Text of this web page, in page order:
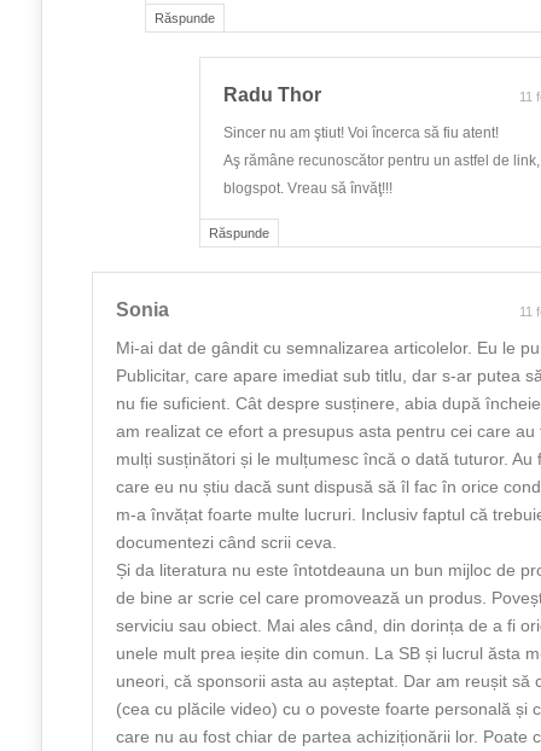
Răspunde
Răspunde
Radu Thor 11
Sincer nu am ştiut! Voi încerca să fiu atent!
Aş rămâne recunoscător pentru un astfel de
blogspot. Vreau să învăţ!!!
Sonia 11
Mi-ai dat de gândit cu semnalizarea articolelor. Eu le
Publicitar, care apare imediat sub titlu, dar s-ar putea
nu fie suficient. Cât despre susținere, abia după
am realizat ce efort a presupus asta pentru cei care au
mulți susținători și le mulțumesc încă o dată tuturor. Au
care eu nu știu dacă sunt dispusă să îl fac în orice
m-a învățat foarte multe lucruri. Inclusiv faptul că
documentezi când scrii ceva.
Și da literatura nu este întotdeauna un bun mijloc de
de bine ar scrie cel care promovează un produs.
serviciu sau obiect. Mai ales când, din dorința de a fi
unele mult prea ieșite din comun. La SB și lucrul ăsta
uneori, că sponsorii asta au așteptat. Dar am reușit să
(cea cu plăcile video) cu o poveste foarte personală și
care nu au fost chiar de partea achiziționării lor. Poate